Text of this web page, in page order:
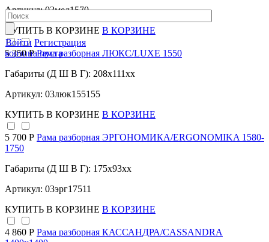
Войти Регистрация
корзина пуста
Артикул: 03мед1570
КУПИТЬ В КОРЗИНЕ В КОРЗИНЕ
5 350 РРама разборная ЛЮКС/LUXE 1550
Габариты (Д Ш В Г): 208x111xx
Артикул: 03люк155155
КУПИТЬ В КОРЗИНЕ В КОРЗИНЕ
5 700 Р Рама разборная ЭРГОНОМИКА/ERGONOMIKA 1580-
1750
Габариты (Д Ш В Г): 175x93xx
Артикул: 03эрг17511
КУПИТЬ В КОРЗИНЕ В КОРЗИНЕ
4 860 Р Рама разборная КАССАНДРА/CASSANDRA